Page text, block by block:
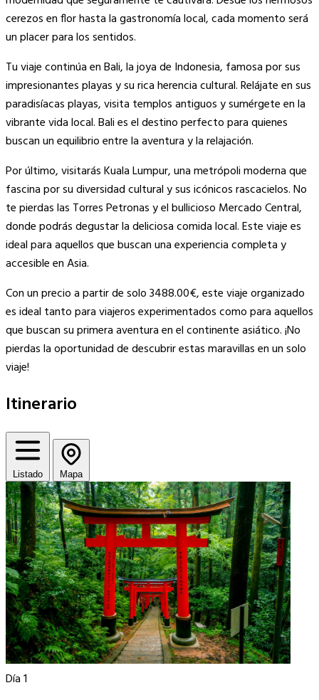
cerezos en flor hasta la gastronomía local, cada momento será
un placer para los sentidos.
Tu viaje continúa en Bali, la joya de Indonesia, famosa por sus
impresionantes playas y su rica herencia cultural. Relájate en sus
paradisíacas playas, visita templos antiguos y sumérgete en la
vibrante vida local. Bali es el destino perfecto para quienes
buscan un equilibrio entre la aventura y la relajación.
Por último, visitarás Kuala Lumpur, una metrópoli moderna que
fascina por su diversidad cultural y sus icónicos rascacielos. No
te pierdas las Torres Petronas y el bullicioso Mercado Central,
donde podrás degustar la deliciosa comida local. Este viaje es
ideal para aquellos que buscan una experiencia completa y
accesible en Asia.
Con un precio a partir de solo 3488.00€, este viaje organizado
es ideal tanto para viajeros experimentados como para aquellos
que buscan su primera aventura en el continente asiático. ¡No
pierdas la oportunidad de descubrir estas maravillas en un solo
viaje!
Itinerario
Listado Mapa
Día 1